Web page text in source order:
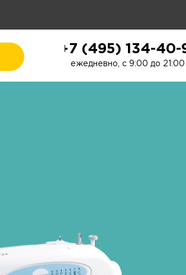
+7 (495) 134-40-
ежедневно, с 9:00 до 21:00